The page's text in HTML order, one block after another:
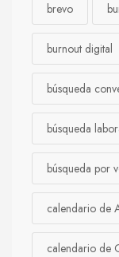
brevo
burnout digital
búsqueda
búsqueda
búsqueda por
calendario de
calendario de